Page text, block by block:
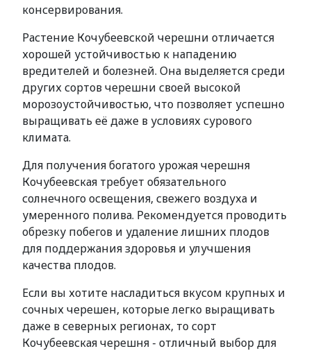
консервирования.
Растение Кочубеевской черешни отличается
хорошей устойчивостью к нападению
вредителей и болезней. Она выделяется среди
других сортов черешни своей высокой
морозоустойчивостью, что позволяет успешно
выращивать её даже в условиях сурового
климата.
Для получения богатого урожая черешня
Кочубеевская требует обязательного
солнечного освещения, свежего воздуха и
умеренного полива. Рекомендуется проводить
обрезку побегов и удаление лишних плодов
для поддержания здоровья и улучшения
качества плодов.
Если вы хотите насладиться вкусом крупных и
сочных черешен, которые легко выращивать
даже в северных регионах, то сорт
Кочубеевская черешня - отличный выбор для